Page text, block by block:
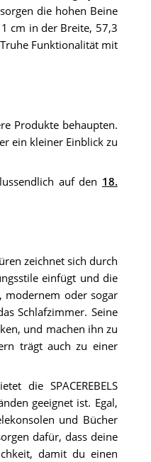
die hohen Beine
cm in der Breite, 57,3
Funktionalität mit
Produkte behaupten.
ein kleiner Einblick zu
auf den 18.
zeichnet sich durch
einfügt und die
modernem oder sogar
Schlafzimmer. Seine
und machen ihn zu
trägt auch zu einer
die SPACEREBELS
geeignet ist. Egal,
und Bücher
dafür, dass deine
damit du einen